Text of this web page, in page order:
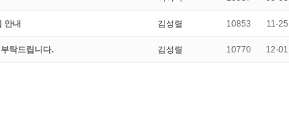
안내 김성렬 10853 11-25
탁드립니다. 김성렬 10770 12-01